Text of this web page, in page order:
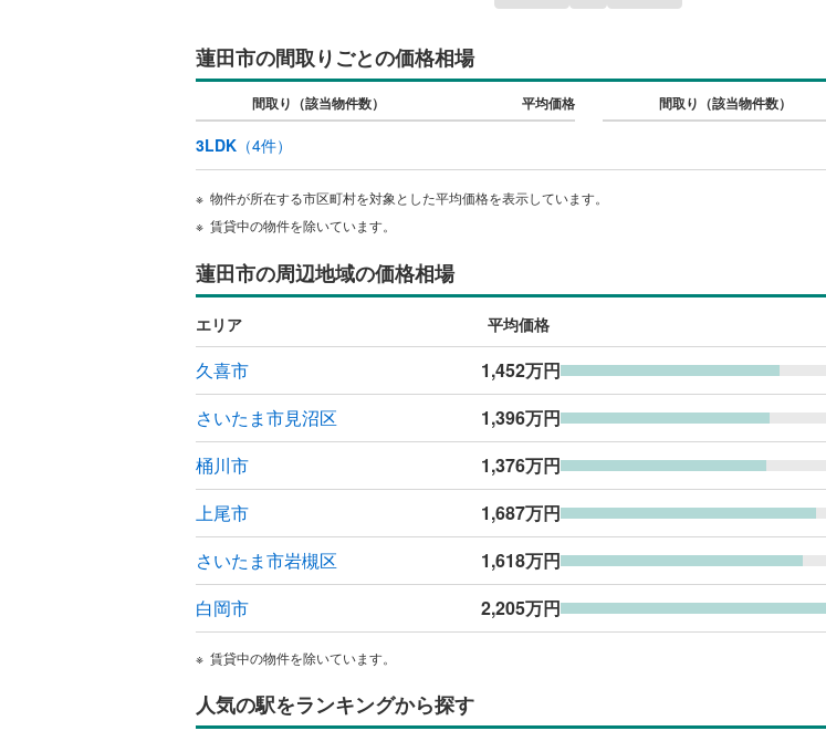
蓮田市の間取りごとの価格相場
間取り（該当物件数） 平均価格 間取り（該当物件数）
3LDK （4件）
物件が所在する市区町村を対象とした平均価格を表示しています。
賃貸中の物件を除いています。
蓮田市の周辺地域の価格相場
エリア 平均価格
久喜市 1,452万円
さいたま市見沼区 1,396万円
桶川市 1,376万円
上尾市 1,687万円
さいたま市岩槻区 1,618万円
白岡市 2,205万円
賃貸中の物件を除いています。
人気の駅をランキングから探す
販売、価格、契約、入居関連など
（0）
オンライン対応
オンライン内見(相談)可
オンライン対応とは？